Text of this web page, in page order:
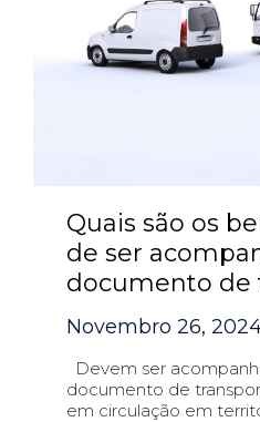
Quais são os
de ser
documento de
Novembro 26,
Devem ser
documento de
em circulação em